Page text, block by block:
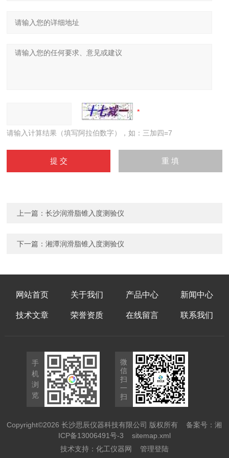
请输入计算结果（填写阿拉伯数字），如：三加四=7
上一篇：长沙润滑脂锥入度测验仪
下一篇：湘潭润滑脂锥入度测验仪
网站首页 关于我们 产品中心 新闻中心
技术文章 荣誉资质 在线留言 联系我们
手
机
浏
览
微
信
扫
一
扫
Copyright©2026 长沙思辰仪器科技有限公司 版权所有备案号：湘
ICP备13006491号-3
sitemap.xml
技术支持： 化工仪器网 管理登陆